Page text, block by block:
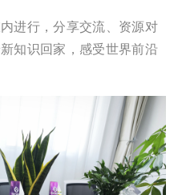
进行，分享交流、资源对
知识回家，感受世界前沿